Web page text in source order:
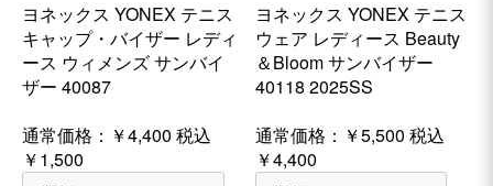
ヨネックス YONEX テニス
キャップ・バイザー レディ
ース ウィメンズ サンバイ
ザー 40087
通常価格： ￥4,400 税込
￥1,500
ヨネックス YONEX テニス
ウェア レディース Beauty
＆Bloom サンバイザー
40118 2025SS
通常価格： ￥5,500 税込
￥4,400